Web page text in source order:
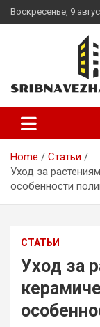
Skip
to
Воскресенье, 9
Home
Статьи
Уход за
особенности
СТАТЬИ
Уход за